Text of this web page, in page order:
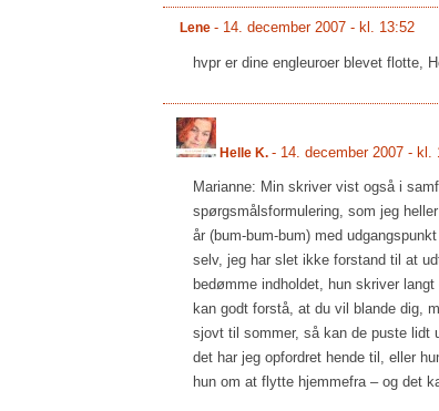
Lene - 14. december 2007 - kl. 13:52
hvpr er dine engleuroer blevet flotte,
Helle K. - 14. december 2007 - kl.
Marianne: Min skriver vist også i
spørgsmålsformulering, som jeg
år (bum-bum-bum) med
selv, jeg har slet ikke forstand til at
bedømme indholdet, hun skriver
kan godt forstå, at du vil blande dig,
sjovt til sommer, så kan de puste
det har jeg opfordret hende til, eller
hun om at flytte hjemmefra – og det